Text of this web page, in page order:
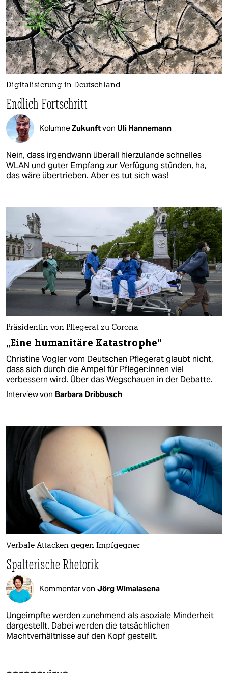
Digitalisierung in Deutschland
Endlich Fortschritt
KolumneZukunftvon Uli Hannemann
Nein, dass irgendwann überall hierzulande schnelles
WLAN und guter Empfang zur Verfügung stünden, ha,
das wäre übertrieben. Aber es tut sich was!
Präsidentin von Pflegerat zu Corona
„Eine humanitäre Katastrophe“
Christine Vogler vom Deutschen Pflegerat glaubt nicht,
dass sich durch die Ampel für Pfle­ge­r:in­nen viel
verbessern wird. Über das Wegschauen in der Debatte.
Interview von Barbara Dribbusch
Verbale Attacken gegen Impfgegner
Spalterische Rhetorik
Kommentar von Jörg Wimalasena
Ungeimpfte werden zunehmend als asoziale Minderheit
dargestellt. Dabei werden die tatsächlichen
Machtverhältnisse auf den Kopf gestellt.